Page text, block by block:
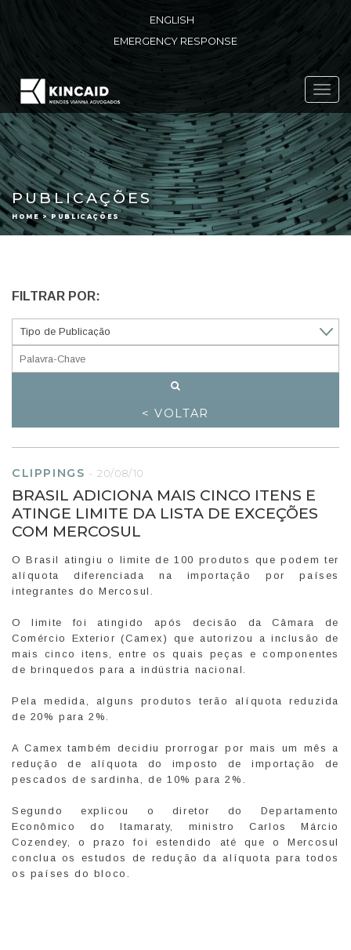
ENGLISH
EMERGENCY RESPONSE
PUBLICAÇÕES
HOME > PUBLICAÇÕES
FILTRAR POR:
< VOLTAR
CLIPPINGS - 20/08/10
BRASIL ADICIONA MAIS CINCO ITENS E
ATINGE LIMITE DA LISTA DE EXCEÇÕES
COM MERCOSUL
O Brasil atingiu o limite de 100 produtos que podem ter
alíquota diferenciada na importação por países
integrantes do Mercosul.
O limite foi atingido após decisão da Câmara de
Comércio Exterior (Camex) que autorizou a inclusão de
mais cinco itens, entre os quais peças e componentes
de brinquedos para a indústria nacional.
Pela medida, alguns produtos terão alíquota reduzida
de 20% para 2%.
A Camex também decidiu prorrogar por mais um mês a
redução de alíquota do imposto de importação de
pescados de sardinha, de 10% para 2%.
Segundo explicou o diretor do Departamento
Econômico do Itamaraty, ministro Carlos Márcio
Cozendey, o prazo foi estendido até que o Mercosul
conclua os estudos de redução da alíquota para todos
os países do bloco.